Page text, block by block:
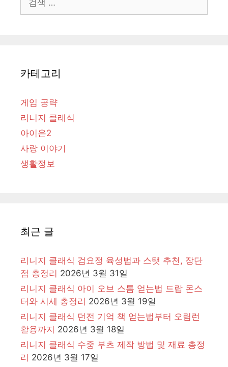
색:
카테고리
게임 공략
리니지 클래식
아이온2
사랑 이야기
생활정보
최근 글
리니지 클래식 검요정 육성법과 스탯 추천, 장단
점 총정리 2026년 3월 31일
리니지 클래식 아이 오브 스톰 얻는법 드랍 몬스
터와 시세 총정리 2026년 3월 19일
리니지 클래식 던전 기억 책 얻는법부터 오림런
활용까지 2026년 3월 18일
리니지 클래식 수중 부츠 제작 방법 및 재료 총정
리 2026년 3월 17일